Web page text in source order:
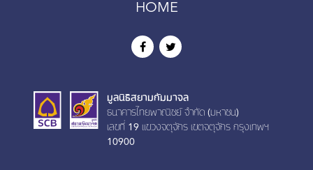
HOME
มูลนิธิสยามกัมมาจล
ธนาคารไทยพาณิชย์ จำกัด (มหาชน)
เลขที่ 19 เเขวงจตุจักร เขตจตุจักร กรุงเทพฯ
10900